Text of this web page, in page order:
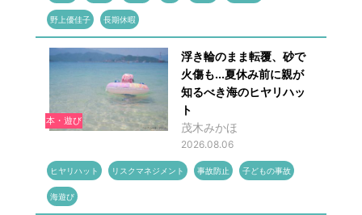
野上優佳子 長期休暇
本・遊び
浮き輪のまま転覆、砂で
火傷も...夏休み前に親が
知るべき海のヒヤリハッ
ト
茂木みかほ
2026.08.06
ヒヤリハット リスクマネジメント 事故防止 子どもの事故
海遊び